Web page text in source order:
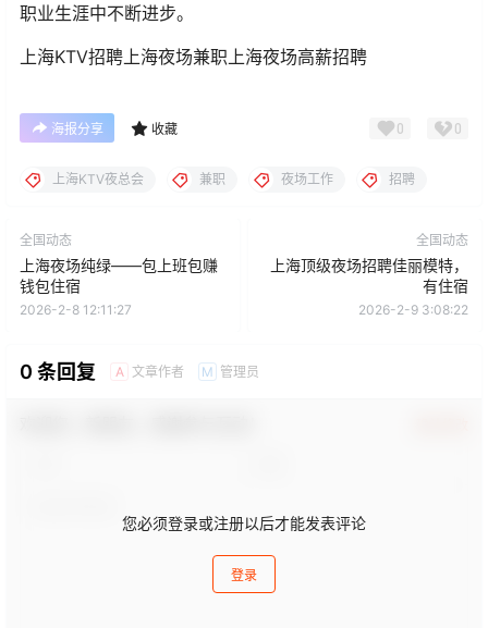
职业生涯中不断进步。
上海KTV招聘上海夜场兼职上海夜场高薪招聘
海报分享 收藏 0 0
上海KTV夜总会 兼职 夜场工作 招聘
全国动态
上海夜场纯绿——包上班包赚
钱包住宿
2026-2-8 12:11:27
全国动态
上海顶级夜场招聘佳丽模特，
有住宿
2026-2-9 3:08:22
0 条回复 A 文章作者 M 管理员
您必须登录或注册以后才能发表评论
登录